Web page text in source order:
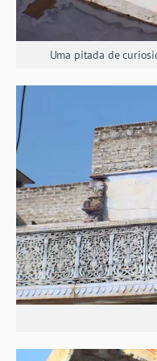
Uma pitada de